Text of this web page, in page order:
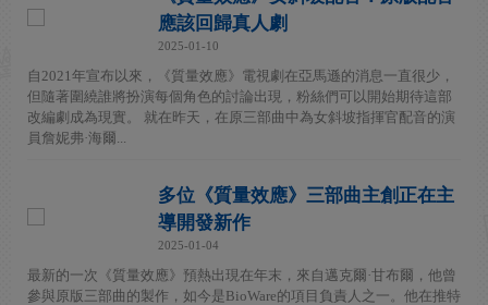
應該回歸真人劇
2025-01-10
自2021年宣布以來，《質量效應》電視劇在亞馬遜的消息一直很少，
但隨著圍繞誰將扮演每個角色的討論出現，粉絲們可以開始期待這部
改編劇成為現實。 就在昨天，在原三部曲中為女斜坡指揮官配音的演
員詹妮弗·海爾...
多位《質量效應》三部曲主創正在主
導開發新作
2025-01-04
最新的一次《質量效應》預熱出現在年末，來自邁克爾·甘布爾，他曾
參與原版三部曲的製作，如今是BioWare的項目負責人之一。他在推特